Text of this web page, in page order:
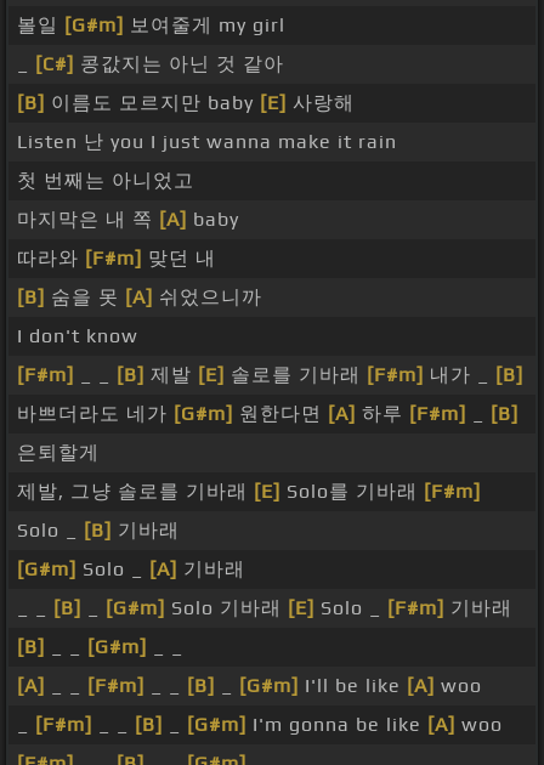
볼일 [G#m] 보여줄게 my girl
[C#] 콩값지는 아닌 것 같아
[B] 이름도 모르지만 baby [E] 사랑해
Listen 난 you I just wanna make it rain
첫 번째는 아니었고
마지막은 내 쪽 [A] baby
따라와 [F#m] 맞던 내
[B] 숨을 못 [A] 쉬었으니까
I don't know
[F#m]
[B] 제발 [E] 솔로를 기바래 [F#m] 내가 _
[B]
바쁘더라도 네가 [G#m] 원한다면 [A] 하루 [F#m]
[B]
은퇴할게
제발, 그냥 솔로를 기바래
[E] Solo를 기바래
[F#m]
Solo _
[B] 기바래
[G#m] Solo _ [A] 기바래
[B] [G#m] Solo 기바래 [E] Solo _ [F#m] 기바래
[B]
[G#m]
[A]
[F#m] [B] [G#m] I'll be like [A] woo
[F#m] [B] [G#m] I'm gonna be like [A] woo